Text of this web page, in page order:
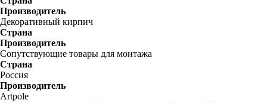
Производитель
Декоративный кирпич
Страна
Производитель
Сопутствующие товары для монтажа
Страна
Россия
Производитель
Artpole